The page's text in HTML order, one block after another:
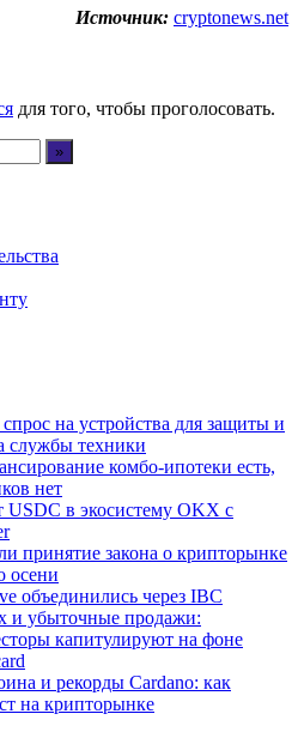
Источник: cryptonews.net
для того, чтобы проголосовать.
на устройства для защиты и
службы техники
комбо-ипотеки есть,
нет
USDC в экосистему OKX с
закона о крипторынке
осени
объединились через IBC
и убыточные продажи:
капитулируют на фоне
и рекорды Cardano: как
на крипторынке